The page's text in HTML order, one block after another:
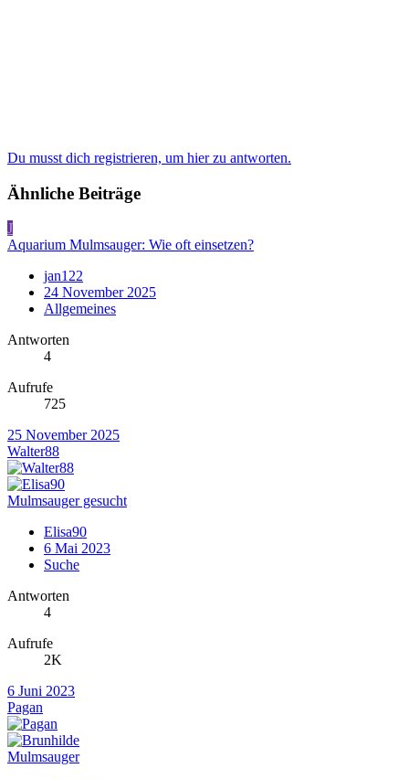
Du musst dich registrieren, um hier zu antworten.
Ähnliche Beiträge
J
Aquarium Mulmsauger: Wie oft einsetzen?
jan122
24 November 2025
Allgemeines
Antworten
4
Aufrufe
725
25 November 2025
Walter88
Mulmsauger gesucht
Elisa90
6 Mai 2023
Suche
Antworten
4
Aufrufe
2K
6 Juni 2023
Pagan
Mulmsauger